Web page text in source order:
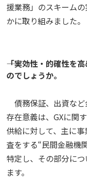
援業務」のスキーム
かに取り組みました。
――「実効性・的確性を
のでしょうか。
債務保証、出資など
存在意義は、GXに関
供給に対して、主に
査をする“民間金融機
特定し、その部分に
ます。